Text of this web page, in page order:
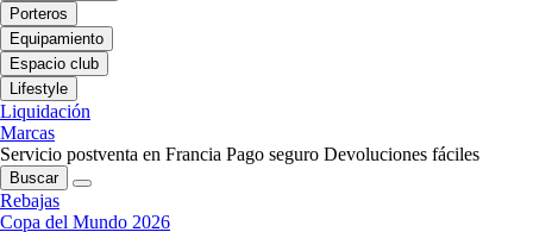
Porteros
Equipamiento
Espacio club
Lifestyle
Liquidación
Marcas
Servicio postventa en Francia Pago seguro Devoluciones fáciles
Buscar
Rebajas
Copa del Mundo 2026